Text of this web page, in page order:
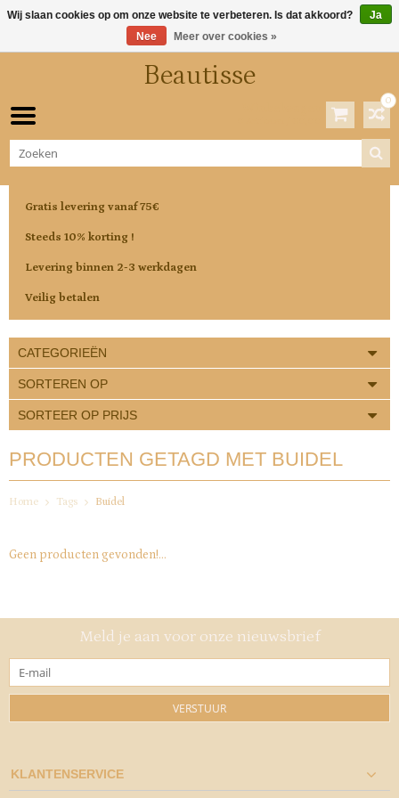
Beautisse
0
Gratis levering vanaf 75€
Steeds 10% korting !
Levering binnen 2-3 werkdagen
Veilig betalen
CATEGORIEËN
SORTEREN OP
SORTEER OP PRIJS
PRODUCTEN GETAGD MET BUIDEL
Home Tags Buidel
Geen producten gevonden!...
Meld je aan voor onze nieuwsbrief
VERSTUUR
KLANTENSERVICE
Wij slaan cookies op om onze website te verbeteren. Is dat akkoord?
Ja
Nee
Meer over cookies »